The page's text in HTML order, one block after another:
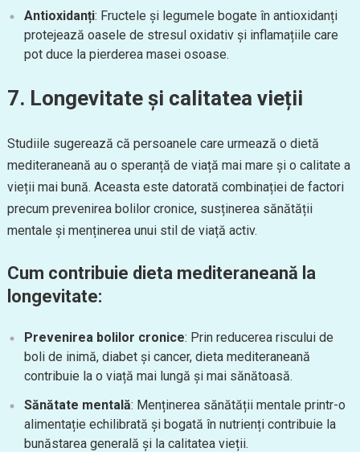
Antioxidanți: Fructele și legumele bogate în antioxidanți
protejează oasele de stresul oxidativ și inflamațiile care
pot duce la pierderea masei osoase.
7. Longevitate și calitatea vieții
Studiile sugerează că persoanele care urmează o dietă
mediteraneană au o speranță de viață mai mare și o calitate a
vieții mai bună. Aceasta este datorată combinației de factori
precum prevenirea bolilor cronice, susținerea sănătății
mentale și menținerea unui stil de viață activ.
Cum contribuie dieta mediteraneană la
longevitate:
Prevenirea bolilor cronice: Prin reducerea riscului de
boli de inimă, diabet și cancer, dieta mediteraneană
contribuie la o viață mai lungă și mai sănătoasă.
Sănătate mentală: Menținerea sănătății mentale printr-o
alimentație echilibrată și bogată în nutrienți contribuie la
bunăstarea generală și la calitatea vieții.